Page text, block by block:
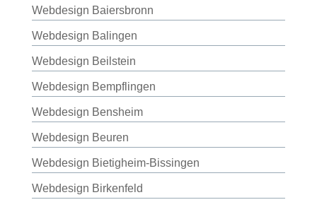
Webdesign Baiersbronn
Webdesign Balingen
Webdesign Beilstein
Webdesign Bempflingen
Webdesign Bensheim
Webdesign Beuren
Webdesign Bietigheim-Bissingen
Webdesign Birkenfeld